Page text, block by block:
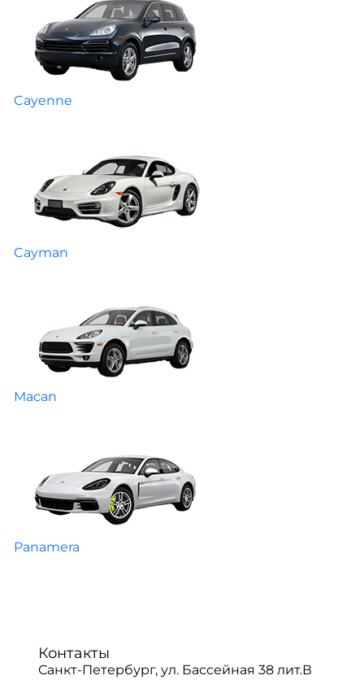
Cayenne
Cayman
Macan
Panamera
Контакты
Санкт-Петербург, ул. Бассейная 38 лит.В